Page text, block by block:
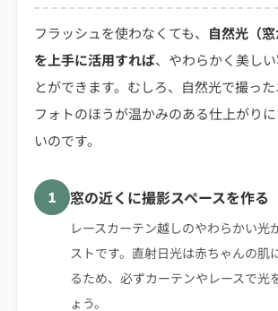
フラッシュを使わなくても、 自然光（窓
を上手に活用すれば、やわらかく美し
とができます。むしろ、自然光で撮っ
フォトのほうが温かみのある仕上がり
いのです。
1 窓の近くに撮影スペースを作る
レースカーテン越しのやわらかい光
ストです。直射日光は赤ちゃんの肌
るため、必ずカーテンやレースで光
ょう。